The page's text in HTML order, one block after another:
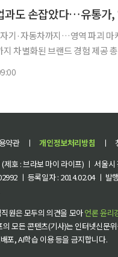
과도 손잡았다…유통가,
기·자동차까지…영역 파괴
브랜드 경험 제공 총력 식품·유통업계가 패션과 자동차, 출
약관 ㅣ 개인정보처리방침 ㅣ
제호 : 브라보 마이 라이프) ㅣ 서울
ㅣ 등록일자 : 2014.02.04 ㅣ 발
원은 모두의 의견을 모아언론 윤리
모든 콘텐츠(기사)는 인터넷신문
포, AI학습 이용 등을 금지합니다.